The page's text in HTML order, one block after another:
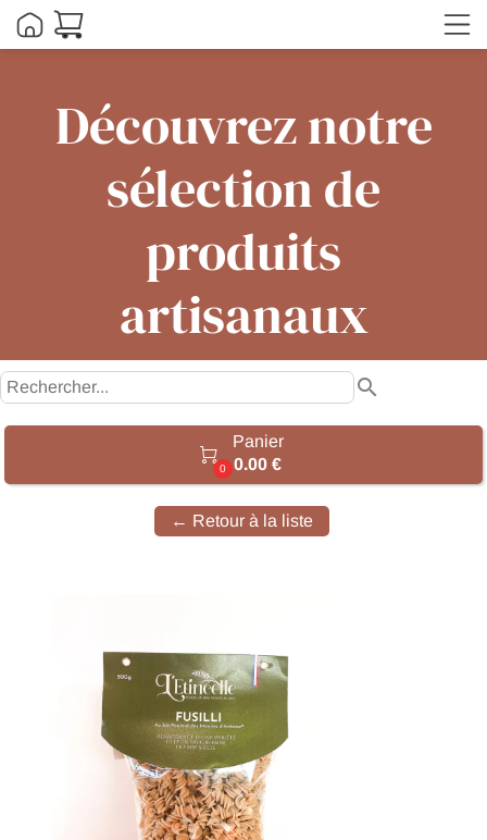
Découvrez notre
sélection de
produits
artisanaux
search

0
Panier
0.00 €
← Retour à la liste